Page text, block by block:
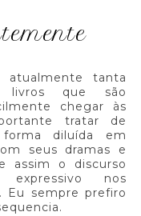
tanta
livros que são
chegar às
tratar de
diluída em
seus dramas e
assim o discurso
nos
Eu sempre prefiro